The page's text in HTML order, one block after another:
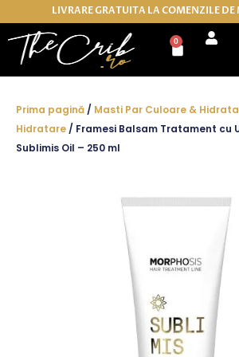
to
content
LIVRARE GRATUITA LA COMENZILE
0
Cart
Prima pagină / Masti Par Culoare &
Hidratare / Framesi Balsam Tratament cu
Sublimis Oil – 250 ml